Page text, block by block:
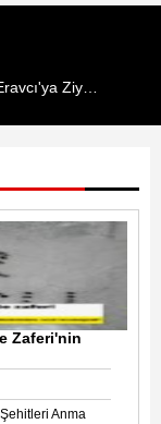
Vali Polat'tan Kağızman Cumhuriyet Savcısı Eravcı'ya Ziyaret
Zaferi'nin
Anma